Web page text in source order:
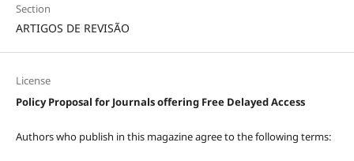
Section
ARTIGOS DE REVISÃO
License
Policy Proposal for Journals offering Free Delayed Access
Authors who publish in this magazine agree to the following terms: